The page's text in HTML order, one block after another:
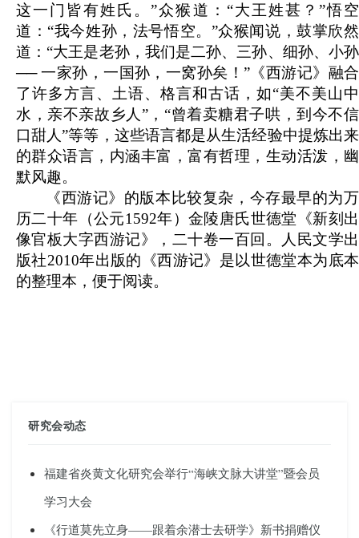
这一门皆有姓氏。”众猴道：“大王姓甚？”悟空
道：“我今姓孙，法号悟空。”众猴闻说，鼓掌欣然
道：“大王是老孙，我们是二孙、三孙、细孙、小孙
── 一家孙，一国孙，一窝孙矣！”《西游记》融合
了许多方言、土语、格言和古话，如“美不美山中
水，亲不亲故乡人”，“曾着卖糖君子哄，到今不信
口甜人”等等，这些语言都是从生活经验中提炼出来
的群众语言，内涵丰富，富有哲理，生动活泼，幽
默风趣。
《西游记》的版本比较复杂，今存最早的为万
历二十年（公元1592年）金陵唐氏世德堂《新刻出
像官板大字西游记》，二十卷一百回。人民文学出
版社2010年出版的《西游记》是以世德堂本为底本
的整理本，便于阅读。
研究会动态
福建省炎黄文化研究会举行“海峡文脉大讲堂”暨会员
学习大会
《行道莫先立身——跟着余潜士去研学》新书捐赠仪